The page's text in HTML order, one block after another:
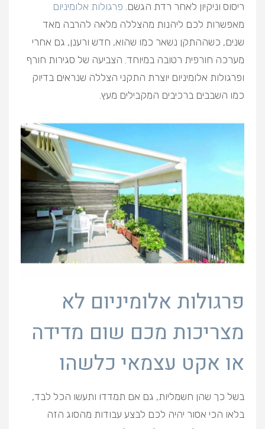
ריסוס וניקיון לאחר רדת הגשם. פרגולות אלומיניום
מאפשרות לכם ליהנות מהצללה מלאה להרבה מאד
שנים, כשההתקן נשאר כמו שהוא, חדש ורענן, גם אחרי
מערכה חורפית רטובה במיוחד. הצביעה של סגירות חורף
ופרגולות אלומיניום יוצרת התקני הצללה שנראים בדיוק
כמו השבבים ברכיבים המקבילים מעץ.
פרגולות אלומיניום לא
מצריכות מכם שום מדידה
או אקט עצמאי כלשהו
בשל כך שהן חשמליות, גם אם תמדדו ותעשו הכל לבד,
בלאו הכי אסור יהיה לכם לבצע עבודות מהסוג הזה